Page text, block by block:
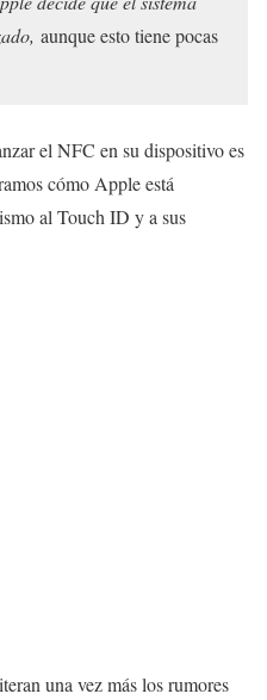
aunque esto tiene pocas
el NFC en su dispositivo es
cómo Apple está
al Touch ID y a sus
una vez más los rumores